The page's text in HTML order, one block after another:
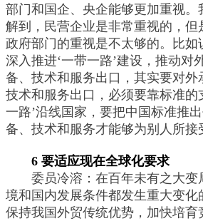
部门和国企、央企能够更加重视。
解到，民营企业是非常重视的，
政府部门的重视是不太够的。比
深入推进‘一带一路’建设，推动对
备、技术和服务出口，其实要对外
技术和服务出口，必须要靠标准的
一路’沿线国家，要把中国标准推
备、技术和服务才能够为别人所接
6 要适应现在全球化要求
委员冷溶：在百年未有之大变
境和国内发展条件都发生重大变
保持我国外贸传统优势，加快培育